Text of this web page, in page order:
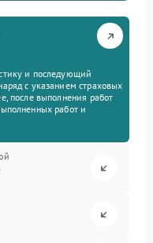
и последующий
с указанием страховых
после выполнения работ
работ и